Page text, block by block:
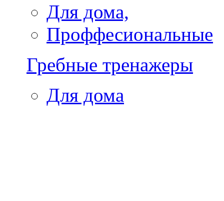
Для дома,
Проффесиональные
Гребные тренажеры
Для дома